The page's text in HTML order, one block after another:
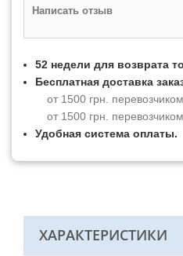
Написать отзыв
52 недели для возврата
Бесплатная доставка
от 1500 грн.
от 1500 грн.
Удобная система оплаты.
ХАРАКТЕРИСТИКИ